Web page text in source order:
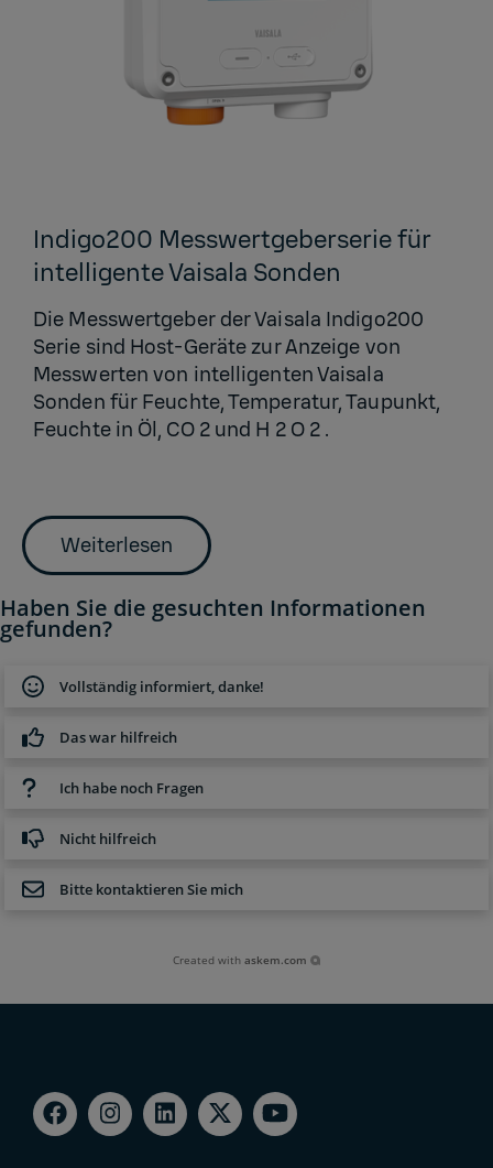
Indigo200 Messwertgeberserie für
intelligente Vaisala Sonden
Die Messwertgeber der Vaisala Indigo200
Serie sind Host-Geräte zur Anzeige von
Messwerten von intelligenten Vaisala
Sonden für Feuchte, Temperatur, Taupunkt,
Feuchte in Öl, CO 2 und H 2 O 2 .
Weiterlesen
Haben Sie die gesuchten Informationen
gefunden?
Vollständig informiert, danke!
Das war hilfreich
Ich habe noch Fragen
Nicht hilfreich
Bitte kontaktieren Sie mich
Created withaskem.com